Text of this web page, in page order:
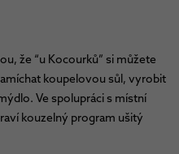
že “u Kocourků” si můžete
koupelovou sůl, vyrobit
Ve spolupráci s místní
kouzelný program ušitý